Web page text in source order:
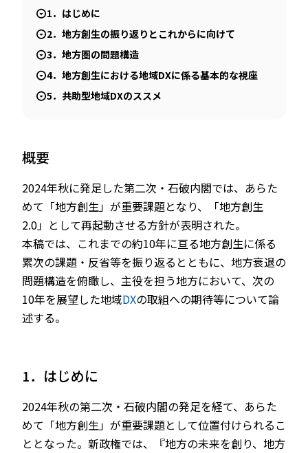
1．はじめに
2．地方創生の振り返りとこれからに向けて
3．地方圏の問題構造
4．地方創生における地域DXに係る基本的な視座
5．共助型地域DXのススメ
概要
2024年秋に発足した第二次・石破内閣では、あらた
めて「地方創生」が重要課題となり、「地方創生
2.0」として再起動させる方針が表明された。
本稿では、これまでの約10年に亘る地方創生に係る
累次の課題・反省等を振り返るとともに、地方衰退の
問題構造を俯瞰し、主役を担う地方において、次の
10年を展望した地域DXの取組への期待等について論
述する。
1．はじめに
2024年秋の第二次・石破内閣の発足を経て、あらた
めて「地方創生」が重要課題として位置付けられるこ
ととなった。新政権では、『地方の未来を創り、地方